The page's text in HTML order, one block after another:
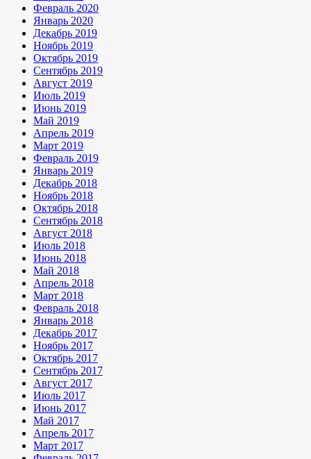
Февраль 2020
Январь 2020
Декабрь 2019
Ноябрь 2019
Октябрь 2019
Сентябрь 2019
Август 2019
Июль 2019
Июнь 2019
Май 2019
Апрель 2019
Март 2019
Февраль 2019
Январь 2019
Декабрь 2018
Ноябрь 2018
Октябрь 2018
Сентябрь 2018
Август 2018
Июль 2018
Июнь 2018
Май 2018
Апрель 2018
Март 2018
Февраль 2018
Январь 2018
Декабрь 2017
Ноябрь 2017
Октябрь 2017
Сентябрь 2017
Август 2017
Июль 2017
Июнь 2017
Май 2017
Апрель 2017
Март 2017